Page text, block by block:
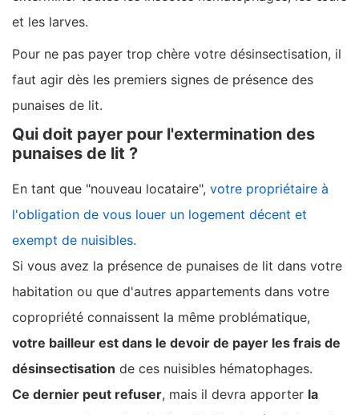
et les larves.
Pour ne pas payer trop chère votre désinsectisation, il
faut agir dès les premiers signes de présence des
punaises de lit.
Qui doit payer pour l'extermination des
punaises de lit ?
En tant que "nouveau locataire", votre propriétaire à
l'obligation de vous louer un logement décent et
exempt de nuisibles.
Si vous avez la présence de punaises de lit dans votre
habitation ou que d'autres appartements dans votre
copropriété connaissent la même problématique,
votre bailleur est dans le devoir de payer les frais de
désinsectisation de ces nuisibles hématophages.
Ce dernier peut refuser, mais il devra apporter la